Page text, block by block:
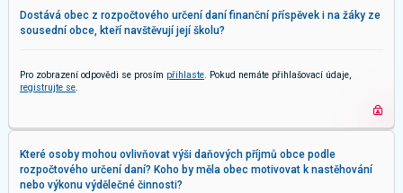
Dostává obec z rozpočtového určení daní finanční příspěvek i na žáky ze
sousední obce, kteří navštěvují její školu?
Pro zobrazení odpovědi se prosím přihlaste . Pokud nemáte přihlašovací údaje,
registrujte se
Které osoby mohou ovlivňovat výši daňových příjmů obce podle
rozpočtového určení daní? Koho by měla obec motivovat k nastěhování
nebo výkonu výdělečné činnosti?